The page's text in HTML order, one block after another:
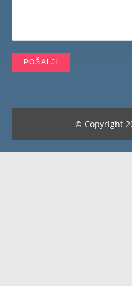
© Copyright